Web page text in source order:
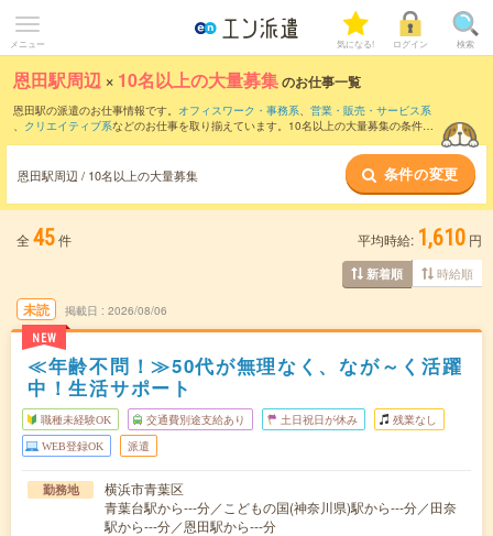
メニュー 気になる! ログイン 検索
恩田駅周辺 × 10名以上の大量募集のお仕事一覧
恩田駅の派遣のお仕事情報です。 オフィスワーク・事務系、 営業・販売・サービス系
、 クリエイティブ系などのお仕事を取り揃えています。10名以上の大量募集の条件の
恩田駅周辺 / 10名以上の大量募集 条件の変更
全 45件 平均時給: 1,610 円
新着順 時給順
未読
NEW
掲載日 2026/08/06
≪年齢不問！≫50代が無理なく、なが～く活躍
中！生活サポート
職種未経験OK 交通費別途支給あり 土日祝日が休み 残業なし
WEB登録OK 派遣
勤務地
横浜市青葉区
青葉台駅から---分／こどもの国(神奈川県)駅から---分／田奈
駅から---分／恩田駅から---分